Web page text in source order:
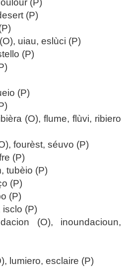
(P)
(P)
uiau, eslùci (P)
(P)
(P)
(O), flume, flùvi, ribiero
fourèst, séuvo (P)
(P)
tubèio (P)
(P)
(P)
(P)
(O), inoundacioun,
lumiero, esclaire (P)